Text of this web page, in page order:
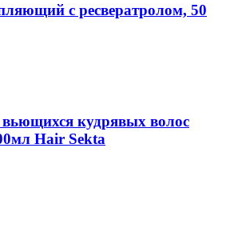
с ресвератролом, 50
кудрявых волос
Hair Sekta